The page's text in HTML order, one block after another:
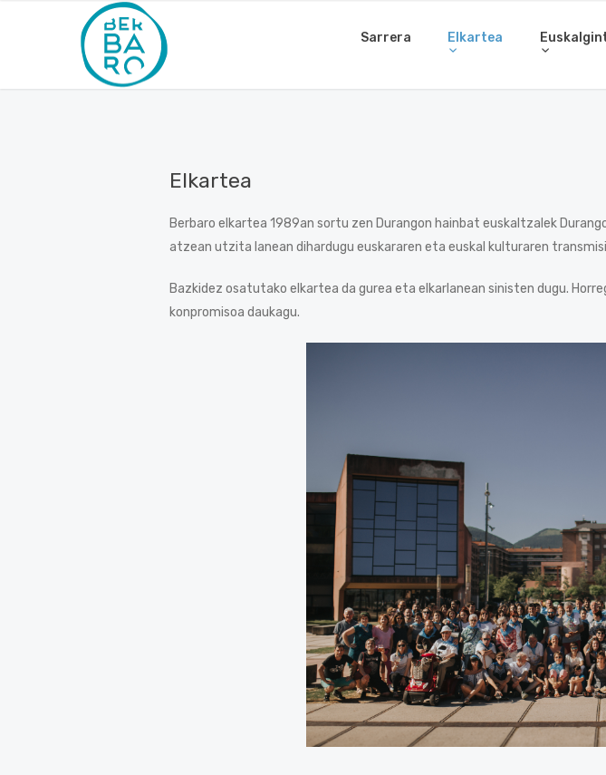
Sarrera Elkartea
Elkartea
Berbaro elkartea 1989an sortu zen Durangon hainbat euskaltzalek
atzean utzita lanean dihardugu euskararen eta euskal kulturaren
Bazkidez osatutako elkartea da gurea eta elkarlanean sinisten dugu.
konpromisoa daukagu.